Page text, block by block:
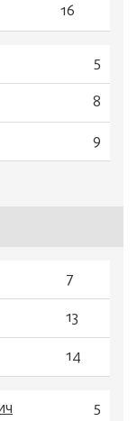
16
5
8
9
7
13
14
5